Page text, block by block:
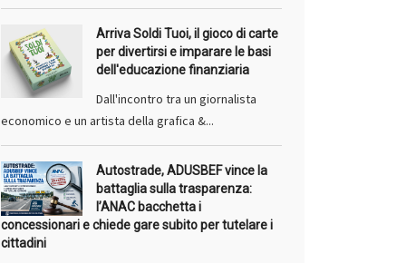
Arriva Soldi Tuoi, il gioco di carte
per divertirsi e imparare le basi
dell'educazione finanziaria
Dall'incontro tra un giornalista
economico e un artista della grafica &...
Autostrade, ADUSBEF vince la
battaglia sulla trasparenza:
l’ANAC bacchetta i
concessionari e chiede gare subito per tutelare i
cittadini